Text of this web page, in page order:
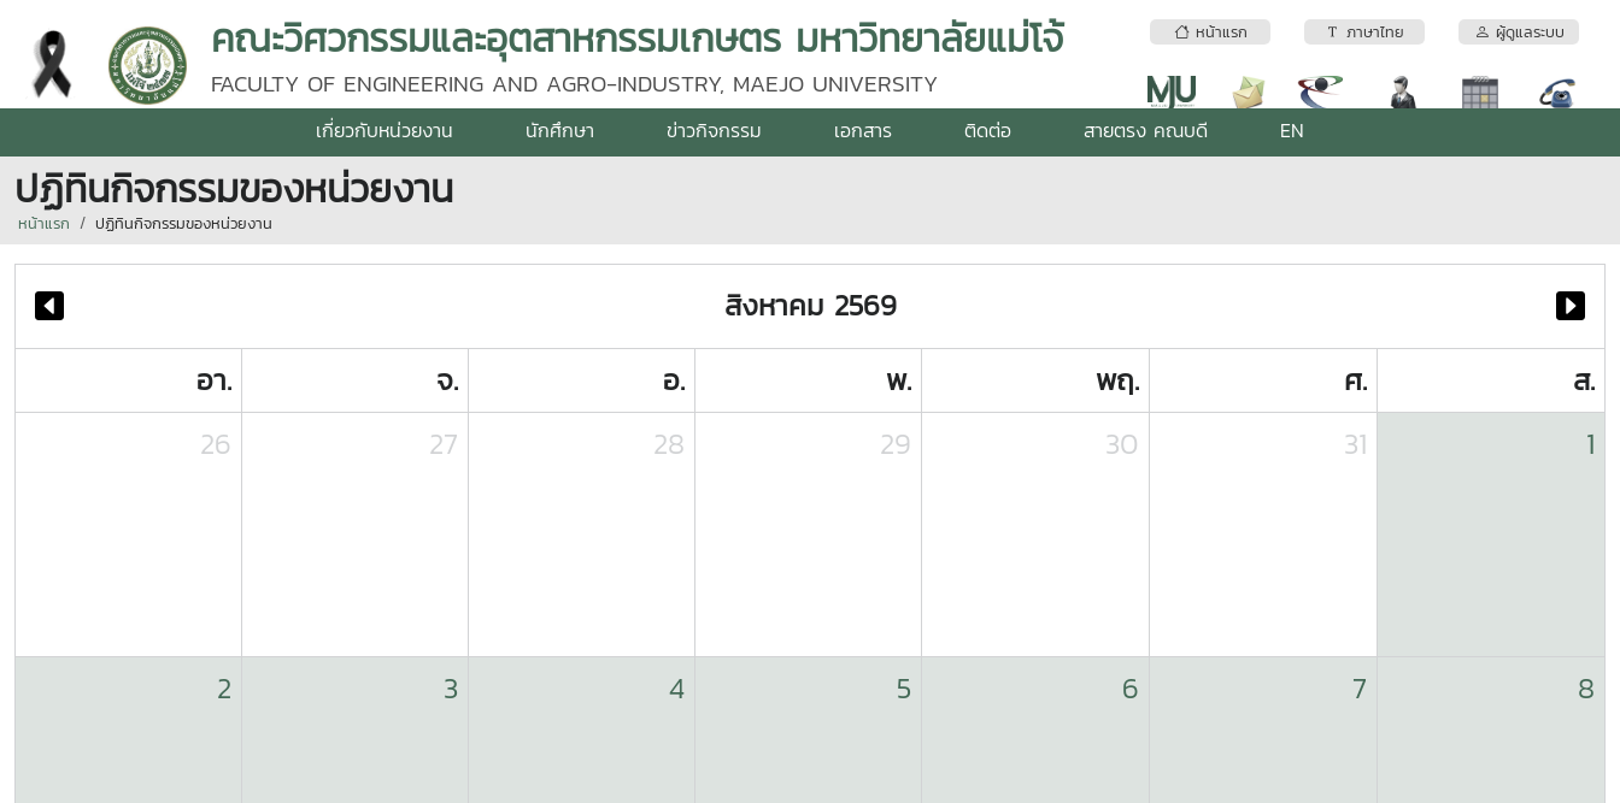
หน้าแรก ภาษาไทย ผู้ดูแลระบบ
คณะวิศวกรรมและอุตสาหกรรมเกษตร มหาวิทยาลัยแม่โจ้
FACULTY OF ENGINEERING AND AGRO-INDUSTRY, MAEJO UNIVERSITY
เกี่ยวกับหน่วยงาน นักศึกษา ข่าวกิจกรรม เอกสาร ติดต่อ สายตรง คณบดี EN
ปฏิทินกิจกรรมของหน่วยงาน
หน้าแรก ปฏิทินกิจกรรมของหน่วยงาน
สิงหาคม 2569
อา.
จ. อ. พ. พฤ. ศ.
ส.
26
27 28 29 30 31 1
2 3 4 5 6 7 8